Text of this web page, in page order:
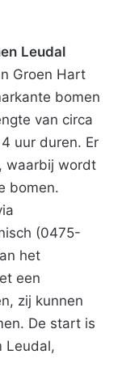
Leudal
Groen Hart
bomen
van circa
uur duren. Er
waarbij wordt
bomen.
(0475-
het
een
zij kunnen
De start is
Leudal,